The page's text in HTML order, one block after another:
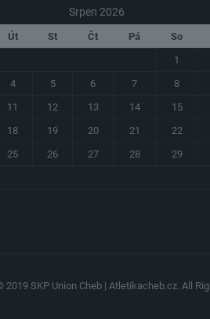
Srpen 2026
Út St Čt Pá So
1
4 5 6 7 8
11 12 13 14 15
18 19 20 21 22
25 26 27 28 29
2019 SKP Union Cheb | Atletikacheb.cz. All